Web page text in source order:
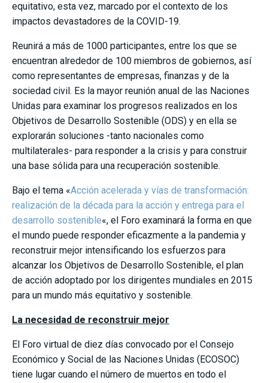
equitativo, esta vez, marcado por el contexto de los
impactos devastadores de la COVID-19.
Reunirá a más de 1000 participantes, entre los que se
encuentran alrededor de 100 miembros de gobiernos, así
como representantes de empresas, finanzas y de la
sociedad civil. Es la mayor reunión anual de las Naciones
Unidas para examinar los progresos realizados en los
Objetivos de Desarrollo Sostenible (ODS) y en ella se
explorarán soluciones -tanto nacionales como
multilaterales- para responder a la crisis y para construir
una base sólida para una recuperación sostenible.
Bajo el tema «Acción acelerada y vías de transformación:
realización de la década para la acción y entrega para el
desarrollo sostenible«, el Foro examinará la forma en que
el mundo puede responder eficazmente a la pandemia y
reconstruir mejor intensificando los esfuerzos para
alcanzar los Objetivos de Desarrollo Sostenible, el plan
de acción adoptado por los dirigentes mundiales en 2015
para un mundo más equitativo y sostenible.
La necesidad de reconstruir mejor
El Foro virtual de diez días convocado por el Consejo
Económico y Social de las Naciones Unidas (ECOSOC)
tiene lugar cuando el número de muertos en todo el